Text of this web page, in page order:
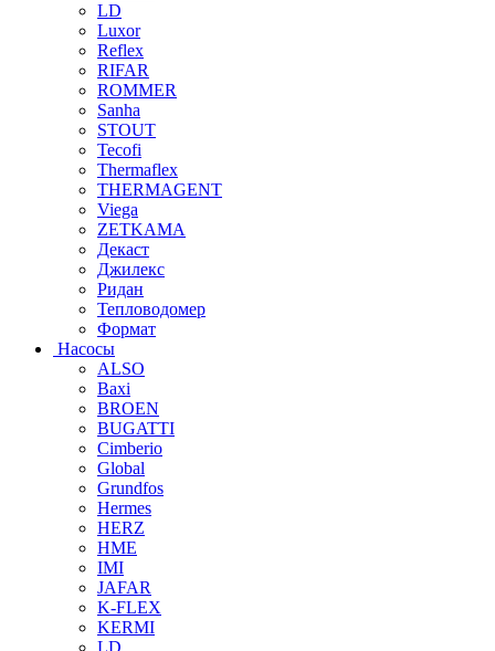
LD
Luxor
Reflex
RIFAR
ROMMER
Sanha
STOUT
Tecofi
Thermaflex
THERMAGENT
Viega
ZETKAMA
Декаст
Джилекс
Ридан
Тепловодомер
Формат
Насосы
ALSO
Baxi
BROEN
BUGATTI
Cimberio
Global
Grundfos
Hermes
HERZ
HME
IMI
JAFAR
K-FLEX
KERMI
LD